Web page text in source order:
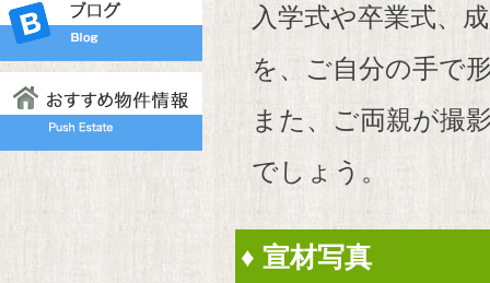
入学式や卒業式、
を、ご自分の手で
また、ご両親が撮
でしょう。
♦ 宣材写真